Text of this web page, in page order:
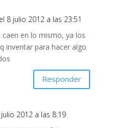
el 8 julio 2012 a las 23:51
en lo mismo, ya los
inventar para hacer algo
Responder
2012 a las 8:19